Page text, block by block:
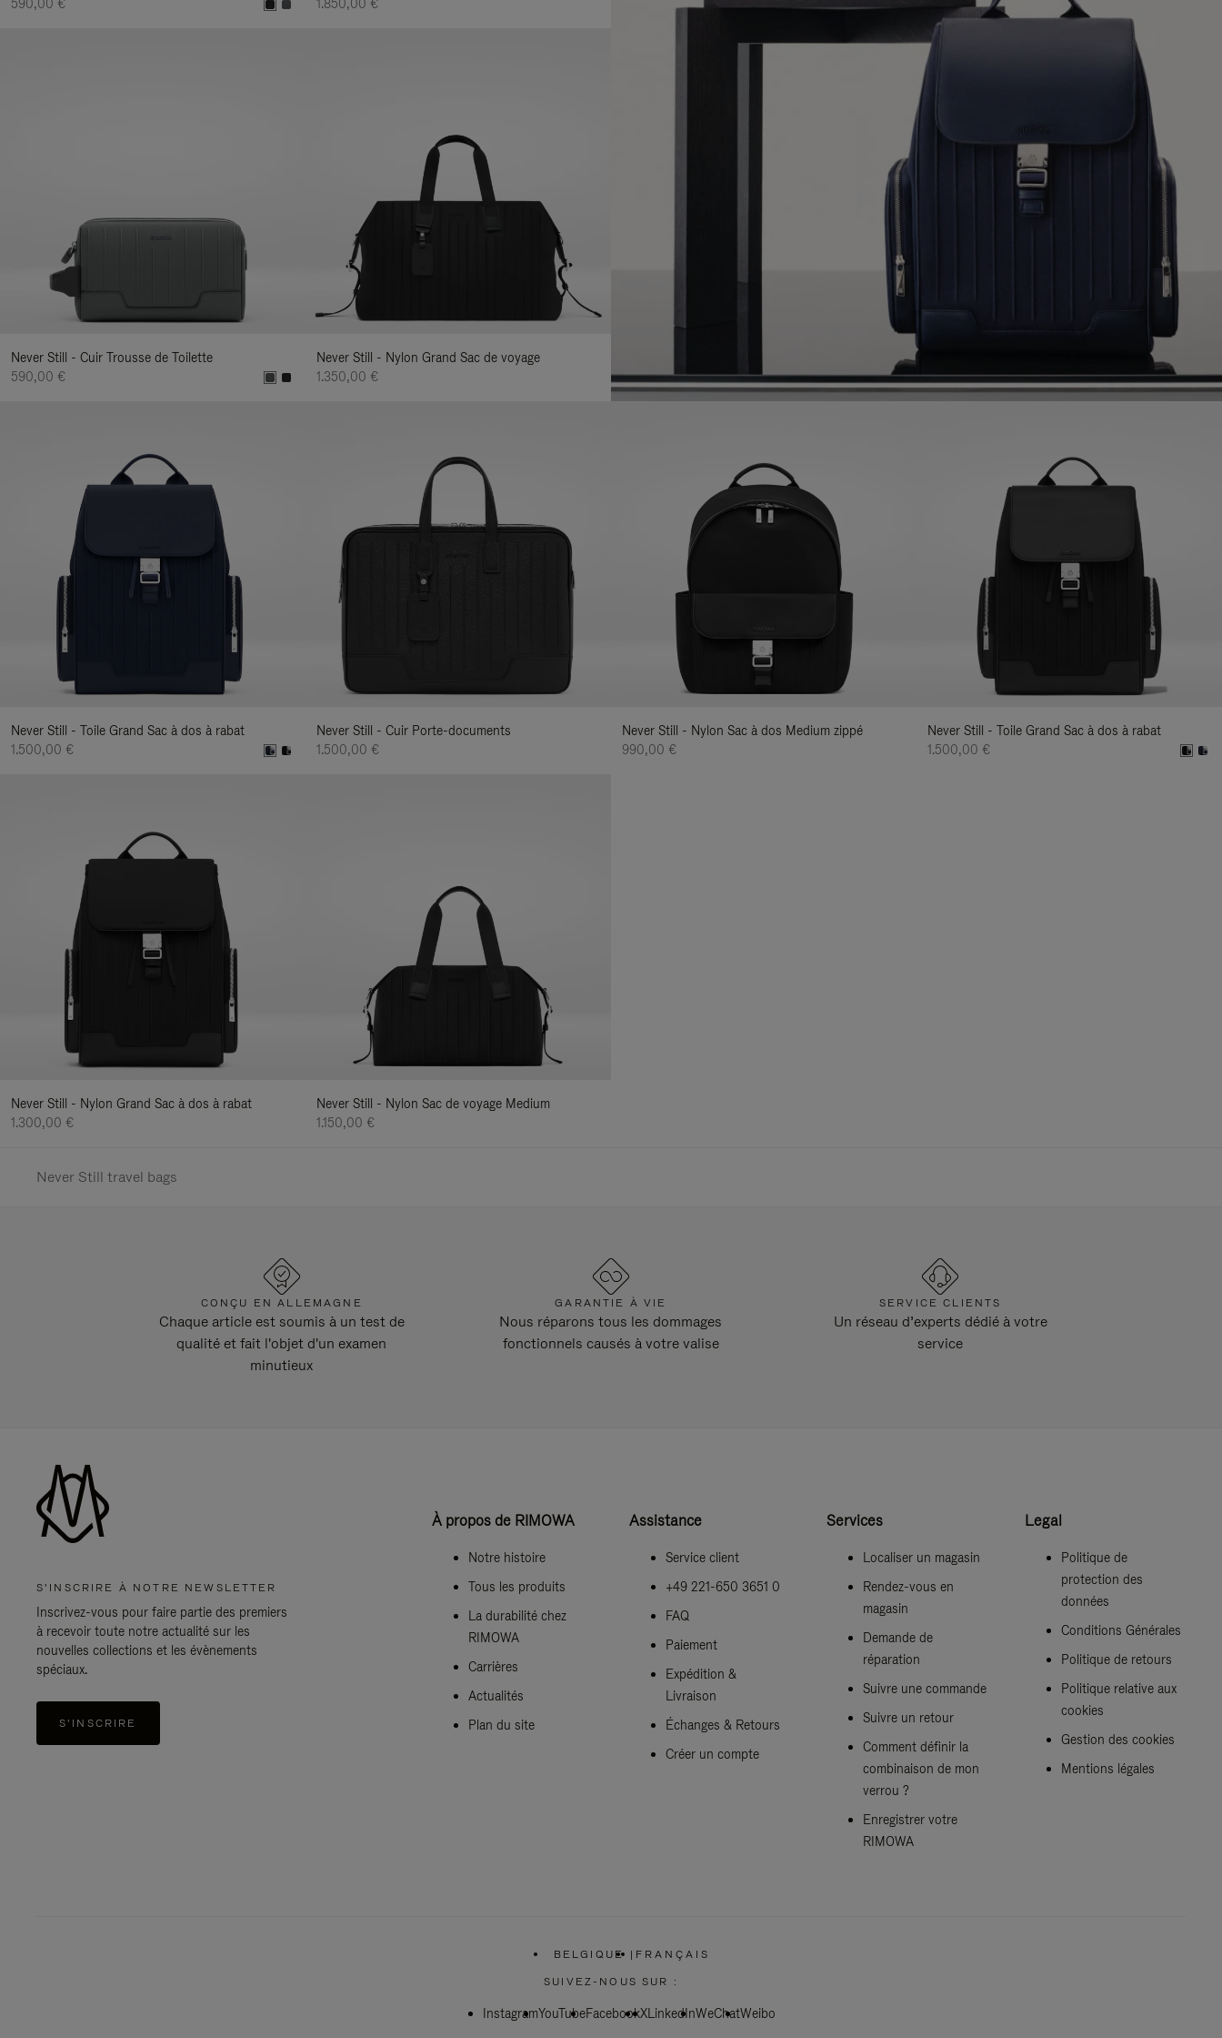
590,00 €
1.850,00 €
Never Still - Cuir Trousse de Toilette
590,00 €
Never Still - Nylon Grand Sac de voyage
1.350,00 €
Never Still - Toile Grand Sac à dos à rabat
1.500,00 €
Never Still - Cuir Porte-documents
1.500,00 €
Never Still - Nylon Sac à dos Medium zippé
990,00 €
Never Still - Toile Grand Sac à dos à rabat
1.500,00 €
Never Still - Nylon Grand Sac à dos à rabat
1.300,00 €
Never Still - Nylon Sac de voyage Medium
1.150,00 €
Never Still travel bags
CONÇU EN ALLEMAGNE
Chaque article est soumis à un test de
qualité et fait l'objet d'un examen
minutieux
GARANTIE À VIE
Nous réparons tous les dommages
fonctionnels causés à votre valise
SERVICE CLIENTS
Un réseau d’experts dédié à votre
service
S'INSCRIRE À NOTRE NEWSLETTER
Inscrivez-vous pour faire partie des premiers
à recevoir toute notre actualité sur les
nouvelles collections et les évènements
spéciaux.
S'INSCRIRE
À propos de RIMOWA
Notre histoire
Tous les produits
La durabilité chez
RIMOWA
Carrières
Actualités
Plan du site
Assistance
Service client
+49 221-650 3651 0
FAQ
Paiement
Expédition &
Livraison
Échanges & Retours
Créer un compte
Services
Localiser un magasin
Rendez-vous en
magasin
Demande de
réparation
Suivre une commande
Suivre un retour
Comment définir la
combinaison de mon
verrou ?
Enregistrer votre
RIMOWA
Legal
Politique de
protection des
données
Conditions Générales
Politique de retours
Politique relative aux
cookies
Gestion des cookies
Mentions légales
BELGIQUE
SÉLECTIONNEZ
VOTRE
| FRANÇAIS
SUIVEZ-NOUS SUR :
InstagramYouTubeFacebookXLinkedInWeChatWeibo